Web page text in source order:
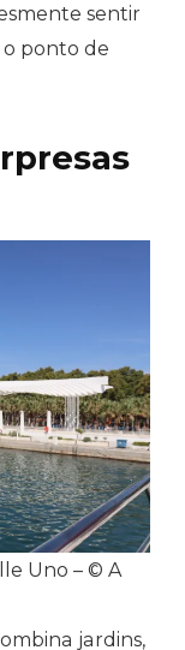
sentir
o ponto de
Uno – © A
jardins,